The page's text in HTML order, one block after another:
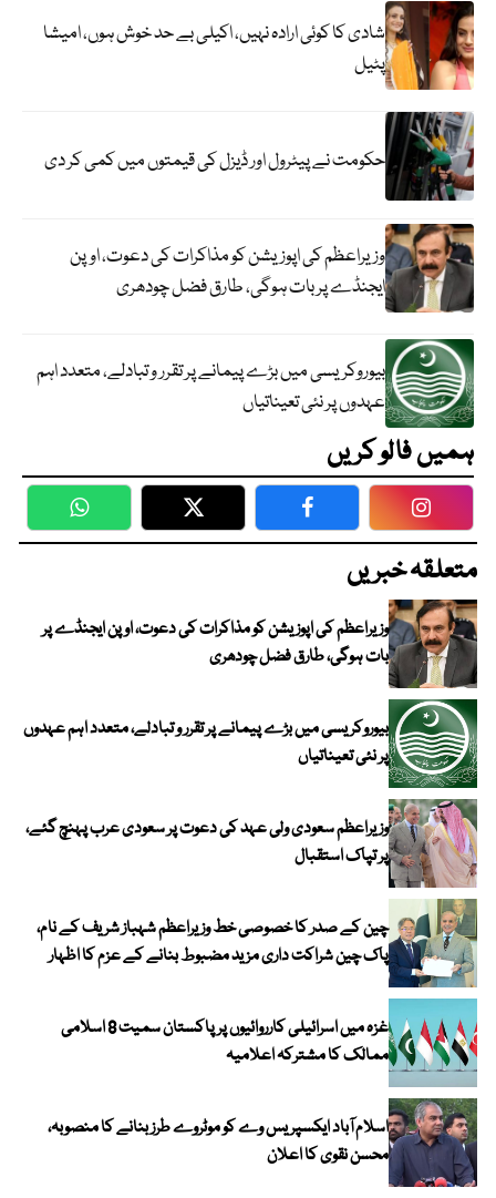
شادی کا کوئی ارادہ نہیں، اکیلی بے حد خوش ہوں، امیشا
پٹیل
حکومت نے پیٹرول اور ڈیزل کی قیمتوں میں کمی کر دی
وزیراعظم کی اپوزیشن کو مذاکرات کی دعوت، اوپن
ایجنڈے پر بات ہوگی، طارق فضل چودھری
بیوروکریسی میں بڑے پیمانے پر تقرر و تبادلے، متعدد اہم
عہدوں پر نئی تعیناتیاں
ہمیں فالو کریں
WhatsApp Twitter Facebook
متعلقہ خبریں
وزیراعظم کی اپوزیشن کو مذاکرات کی دعوت، اوپن ایجنڈے پر
بات ہوگی، طارق فضل چودھری
بیوروکریسی میں بڑے پیمانے پر تقرر و تبادلے، متعدد اہم عہدوں
پر نئی تعیناتیاں
وزیراعظم سعودی ولی عہد کی دعوت پر سعودی عرب پہنچ گئے،
پر تپاک استقبال
چین کے صدر کا خصوصی خط وزیراعظم شہباز شریف کے نام،
پاک چین شراکت داری مزید مضبوط بنانے کے عزم کا اظہار
غزہ میں اسرائیلی کارروائیوں پر پاکستان سمیت 8 اسلامی
ممالک کا مشترکہ اعلامیہ
اسلام آباد ایکسپریس وے کو موٹروے طرز بنانے کا منصوبہ،
محسن نقوی کا اعلان